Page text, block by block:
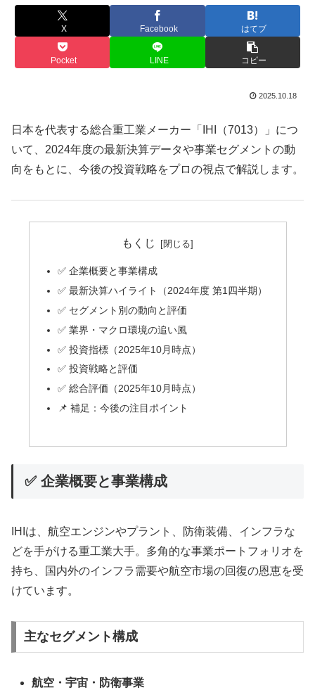
X Facebook はてブ
Pocket LINE コピー
2025.10.18
日本を代表する総合重工業メーカー「IHI（7013）」につ
いて、2024年度の最新決算データや事業セグメントの動
向をもとに、今後の投資戦略をプロの視点で解説します。
もくじ
✅ 企業概要と事業構成
✅ 最新決算ハイライト（2024年度 第1四半期）
✅ セグメント別の動向と評価
✅ 業界・マクロ環境の追い風
✅ 投資指標（2025年10月時点）
✅ 投資戦略と評価
✅ 総合評価（2025年10月時点）
📌 補足：今後の注目ポイント
✅ 企業概要と事業構成
IHIは、航空エンジンやプラント、防衛装備、インフラな
どを手がける重工業大手。多角的な事業ポートフォリオを
持ち、国内外のインフラ需要や航空市場の回復の恩恵を受
けています。
主なセグメント構成
航空・宇宙・防衛事業